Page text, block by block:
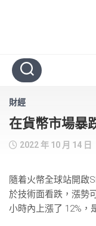
財經
在貨幣市場暴
2022 年 10 月 14 日
隨着火幣全球站開啟
於技術面看跌，漲勢
小時內上漲了 12%，